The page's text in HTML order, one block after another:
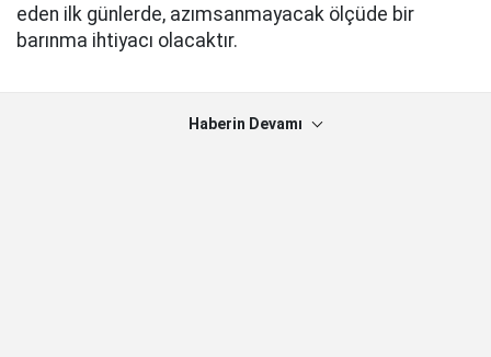
eden ilk günlerde, azımsanmayacak ölçüde bir
barınma ihtiyacı olacaktır.
Haberin Devamı